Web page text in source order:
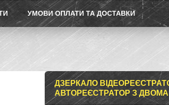
УМОВИ ОПЛАТИ ТА ДОСТАВКИ
ДЗЕРКАЛО
АВТОРЕЄСТРАТОР З